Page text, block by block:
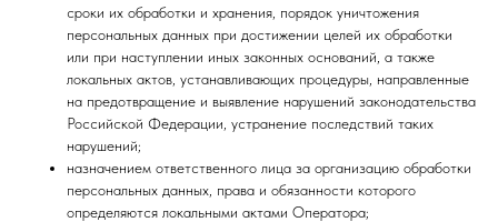
сроки их обработки и хранения, порядок уничтожения
персональных данных при достижении целей их обработки
или при наступлении иных законных оснований, а также
локальных актов, устанавливающих процедуры, направленные
на предотвращение и выявление нарушений законодательства
Российской Федерации, устранение последствий таких
нарушений;
назначением ответственного лица за организацию обработки
персональных данных, права и обязанности которого
определяются локальными актами Оператора;